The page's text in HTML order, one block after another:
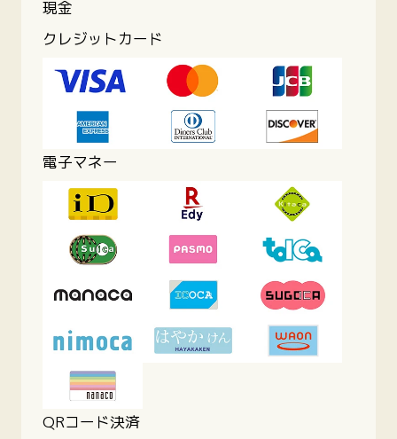
現金
クレジットカード
電子マネー
QRコード決済